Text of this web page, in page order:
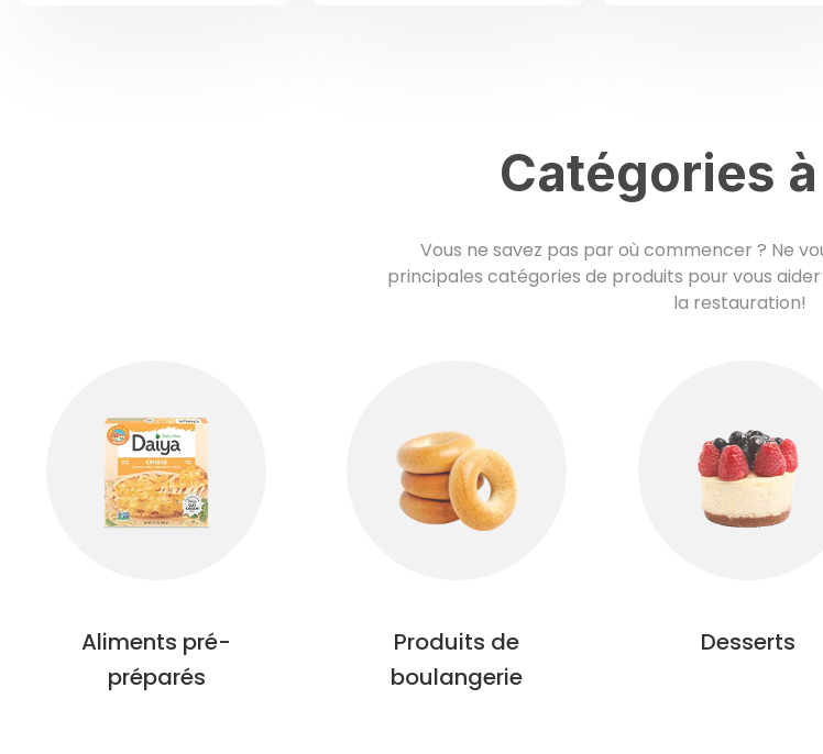
Catégories
Vous ne savez pas par où commencer ? Ne
principales catégories de produits pour vous
la restauration!
Aliments pré-
préparés
Produits de
boulangerie
Desserts